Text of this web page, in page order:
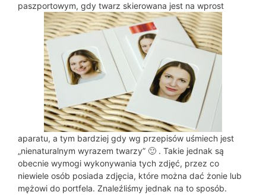
paszportowym, gdy twarz skierowana jest na wprost
aparatu, a tym bardziej gdy wg przepisów uśmiech jest
„nienaturalnym wyrazem twarzy” 🙂 . Takie jednak są
obecnie wymogi wykonywania tych zdjęć, przez co
niewiele osób posiada zdjęcia, które można dać żonie lub
mężowi do portfela. Znaleźliśmy jednak na to sposób.